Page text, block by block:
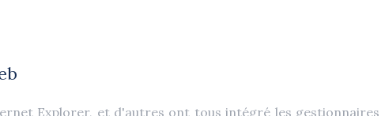
Explorer, et d'autres ont tous intégré les